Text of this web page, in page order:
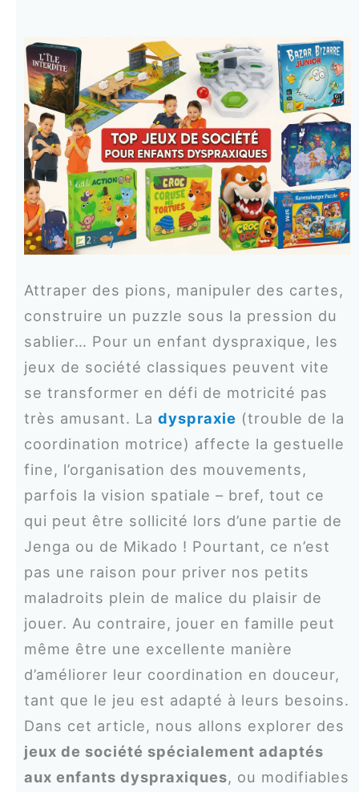
Attraper des pions, manipuler des cartes,
construire un puzzle sous la pression du
sablier… Pour un enfant dyspraxique, les
jeux de société classiques peuvent vite
se transformer en défi de motricité pas
très amusant. La dyspraxie (trouble de la
coordination motrice) affecte la gestuelle
fine, l’organisation des mouvements,
parfois la vision spatiale – bref, tout ce
qui peut être sollicité lors d’une partie de
Jenga ou de Mikado ! Pourtant, ce n’est
pas une raison pour priver nos petits
maladroits plein de malice du plaisir de
jouer. Au contraire, jouer en famille peut
même être une excellente manière
d’améliorer leur coordination en douceur,
tant que le jeu est adapté à leurs besoins.
Dans cet article, nous allons explorer des
jeux de société spécialement adaptés
aux enfants dyspraxiques, ou modifiables